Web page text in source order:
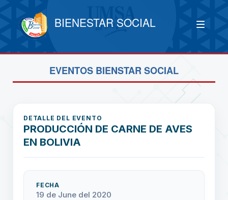
BIENESTAR SOCIAL
EVENTOS BIENSTAR SOCIAL
DETALLE DEL EVENTO
PRODUCCIÓN DE CARNE DE AVES
EN BOLIVIA
FECHA
19 de June del 2020